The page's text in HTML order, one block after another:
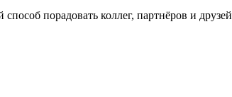
порадовать коллег, партнёров и друзей